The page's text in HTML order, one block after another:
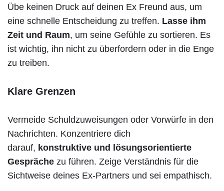
Übe keinen Druck auf deinen Ex Freund aus, um
eine schnelle Entscheidung zu treffen. Lasse ihm
Zeit und Raum, um seine Gefühle zu sortieren. Es
ist wichtig, ihn nicht zu überfordern oder in die Enge
zu treiben.
Klare Grenzen
Vermeide Schuldzuweisungen oder Vorwürfe in den
Nachrichten. Konzentriere dich
darauf, konstruktive und lösungsorientierte
Gespräche zu führen. Zeige Verständnis für die
Sichtweise deines Ex-Partners und sei empathisch.